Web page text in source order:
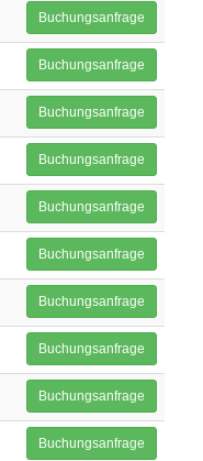
Buchungsanfrage
Buchungsanfrage
Buchungsanfrage
Buchungsanfrage
Buchungsanfrage
Buchungsanfrage
Buchungsanfrage
Buchungsanfrage
Buchungsanfrage
Buchungsanfrage